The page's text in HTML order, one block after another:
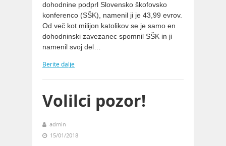
dohodnine podprl Slovensko škofovsko
konferenco (SŠK), namenil ji je 43,99 evrov.
Od več kot milijon katolikov se je samo en
dohodninski zavezanec spomnil SŠK in ji
namenil svoj del…
Berite dalje
Volilci pozor!
admin
15/01/2018